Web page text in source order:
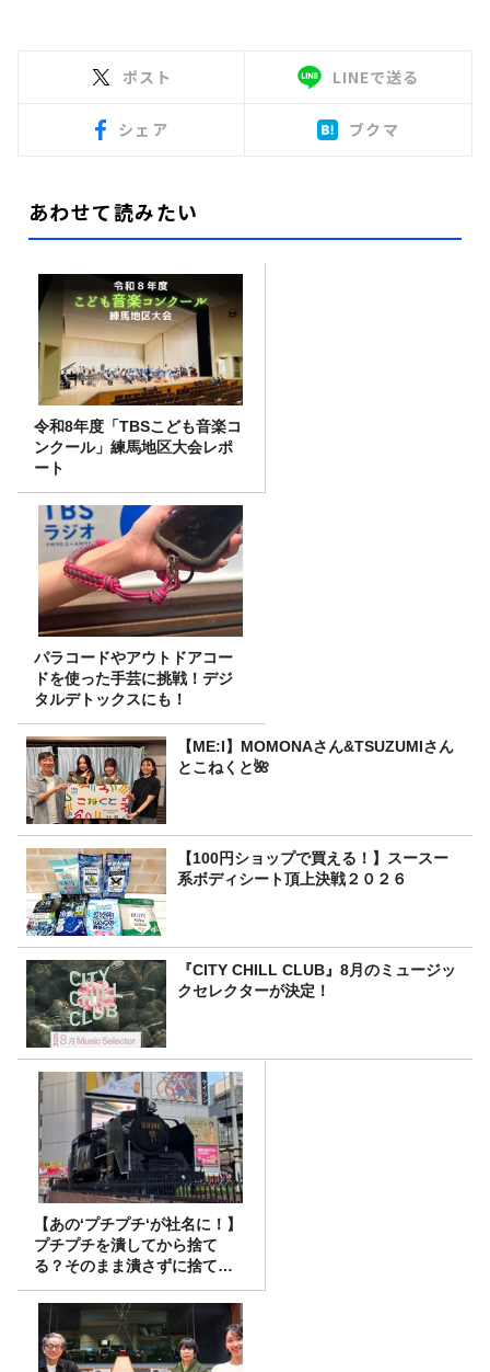
ポスト LINEで送る
シェア ブクマ
あわせて読みたい
令和8年度「TBSこども音楽コ
ンクール」練馬地区大会レポ
ート
パラコードやアウトドアコー
ドを使った手芸に挑戦！デジ
タルデトックスにも！
【ME:I】MOMONAさん&TSUZUMIさん
とこねくと🌺
【100円ショップで買える！】スースー
系ボディシート頂上決戦２０２６
『CITY CHILL CLUB』8月のミュージッ
クセレクターが決定！
【あの‘プチプチ‘が社名に！】
プチプチを潰してから捨て
る？そのまま潰さずに捨て
る？